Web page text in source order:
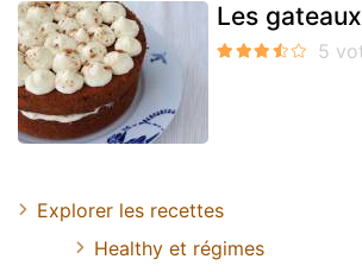
Les gateaux
Explorer les recettes
Healthy et régimes